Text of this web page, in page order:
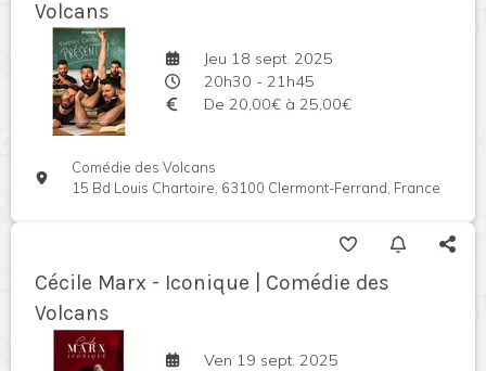
Volcans
Jeu 18 sept. 2025
20h30 - 21h45
De 20,00€ à 25,00€
Comédie des Volcans
15 Bd Louis Chartoire, 63100 Clermont-Ferrand, France
Cécile Marx - Iconique | Comédie des
Volcans
Ven 19 sept. 2025